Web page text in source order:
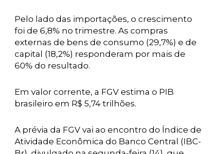
Pelo lado das importações, o crescimento
foi de 6,8% no trimestre. As compras
externas de bens de consumo (29,7%) e de
capital (18,2%) responderam por mais de
60% do resultado.
Em valor corrente, a FGV estima o PIB
brasileiro em R$ 5,74 trilhões.
A prévia da FGV vai ao encontro do Índice de
Atividade Econômica do Banco Central (IBC-